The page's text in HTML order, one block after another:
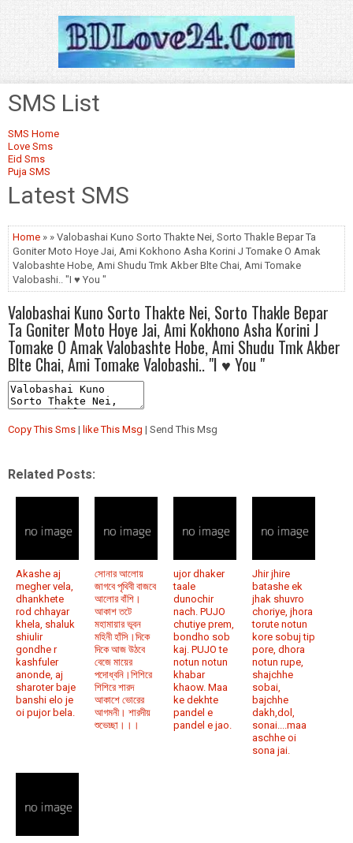
SMS List
SMS Home
Love Sms
Eid Sms
Puja SMS
Latest SMS
Home » » Valobashai Kuno Sorto Thakte Nei, Sorto Thakle Bepar Ta
Goniter Moto Hoye Jai, Ami Kokhono Asha Korini J Tomake O Amak
Valobashte Hobe, Ami Shudu Tmk Akber Blte Chai, Ami Tomake
Valobashi.. "I ♥ You "
Valobashai Kuno Sorto Thakte Nei, Sorto Thakle Bepar
Ta Goniter Moto Hoye Jai, Ami Kokhono Asha Korini J
Tomake O Amak Valobashte Hobe, Ami Shudu Tmk Akber
Blte Chai, Ami Tomake Valobashi.. "I ♥ You "
Copy This Sms | like This Msg | Send This Msg
Related Posts:
Akashe aj
megher vela,
dhankhete
rod chhayar
khela, shaluk
shiulir
gondhe r
kashfuler
anonde, aj
sharoter baje
banshi elo je
oi pujor bela.
সোনার আলোয়
জাগবে পৃথিবী বাজবে
আলোর বাঁশি।
আকাশ তটে
মহামায়ার ভূবন
মহিনী হাঁসি।দিকে
দিকে আজ উঠবে
বেজে মায়ের
পদোধ্বনি।শিশিরে
শিশিরে শারদ
আকাশে ভোরের
আগমনী। শারদীয়
শুভেচ্ছা।।।
ujor dhaker
taale
dunochir
nach. PUJO
chutiye prem,
bondho sob
kaj. PUJO te
notun notun
khabar
khaow. Maa
ke dekhte
pandel e
pandel e jao.
Jhir jhire
batashe ek
jhak shuvro
choriye, jhora
torute notun
kore sobuj tip
pore, dhora
notun rupe,
shajchhe
sobai,
bajchhe
dakh,dol,
sonai....maa
aschhe oi
sona jai.